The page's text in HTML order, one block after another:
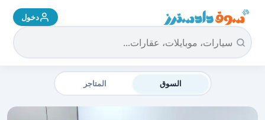
سوق دادسترز الرئيسية دخول
السوق المتاجر